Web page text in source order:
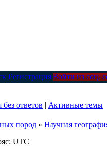
Регистрация Войти из соц.
ответов | Активные темы
пород » Научная
UTC